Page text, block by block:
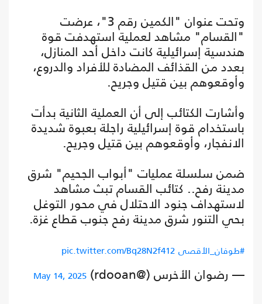
وتحت عنوان "الكمين رقم 3"، عرضت
"القسام" مشاهد لعملية استهدفت قوة
هندسية إسرائيلية كانت داخل أحد المنازل،
بعدد من القذائف المضادة للأفراد والدروع،
وأوقعوهم بين قتيل وجريح.
وأشارت الكتائب إلى أن العملية الثانية بدأت
باستخدام قوة إسرائيلية راجلة بعبوة شديدة
الانفجار، وأوقعوهم بين قتيل وجريح.
ضمن سلسلة عمليات "أبواب الجحيم" شرق
مدينة رفح.. كتائب القسام تبث مشاهد
لاستهداف جنود الاحتلال في محور التوغل
بحي التنور شرق مدينة رفح جنوب قطاع غزة.
#طوفان_الأقصى pic.twitter.com/Bq28N2f412
— رضوان الأخرس (@rdooan) May 14, 2025